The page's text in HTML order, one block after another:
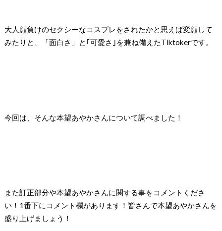
大人顔負けのセクシーなコスプレをされたかと思えば変顔して
みたりと、「面白さ」と｢可愛さ｣を兼ね備えたTiktokerです。
今回は、そんな本望あやかさんについて調べました！
また訂正部分や本望あやかさんに関する事をコメントくださ
い！1番下にコメント欄があります！皆さんで本望あやかさんを
盛り上げましょう！